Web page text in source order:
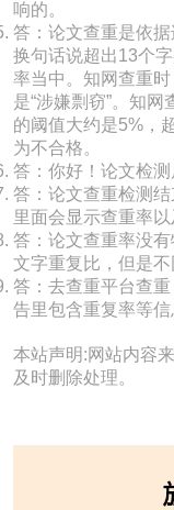
响的。
答：论文查重是依
换句话说超出13个
率当中。知网查重
是“涉嫌剽窃”。知
的阈值大约是5%，
为不合格。
答：你好！论文检测
答：论文查重检测
里面会显示查重率
答：论文查重率没
文字重复比，但是
答：去查重平台查
告里包含重复率等信
本站声明:网站内容
及时删除处理。